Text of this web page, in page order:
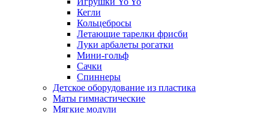
Кегли
Кольцебросы
Летающие тарелки фрисби
Луки арбалеты рогатки
Мини-гольф
Сачки
Спиннеры
Детское оборудование из пластика
Маты гимнастические
Мягкие модули